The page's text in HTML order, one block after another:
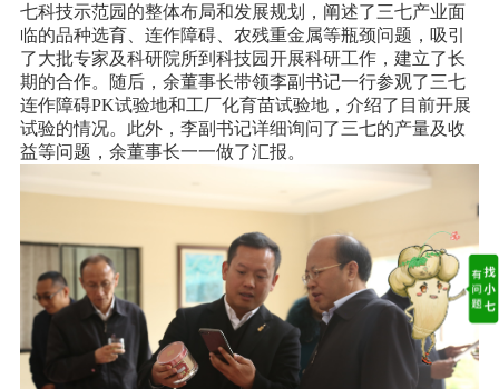
七科技示范园的整体布局和发展规划，阐述了三七产业面
临的品种选育、连作障碍、农残重金属等瓶颈问题，吸引
了大批专家及科研院所到科技园开展科研工作，建立了长
期的合作。随后，余董事长带领李副书记一行参观了三七
连作障碍PK试验地和工厂化育苗试验地，介绍了目前开展
试验的情况。此外，李副书记详细询问了三七的产量及收
益等问题，余董事长一一做了汇报。